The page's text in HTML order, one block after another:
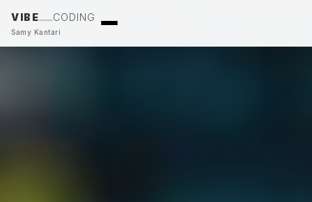
VIBE CODING
Samy Kantari